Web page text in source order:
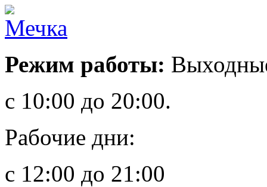
Режим работы:
с 10:00 до 20:00.
Рабочие дни:
с 12:00 до 21:00